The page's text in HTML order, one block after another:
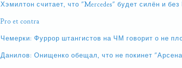
Хэмилтон считает, что "Mercedes" будет силён и
Pro et contra
Чемерки: Фуррор штангистов на ЧМ говорит о не
Данилов: Онищенко обещал, что не покинет